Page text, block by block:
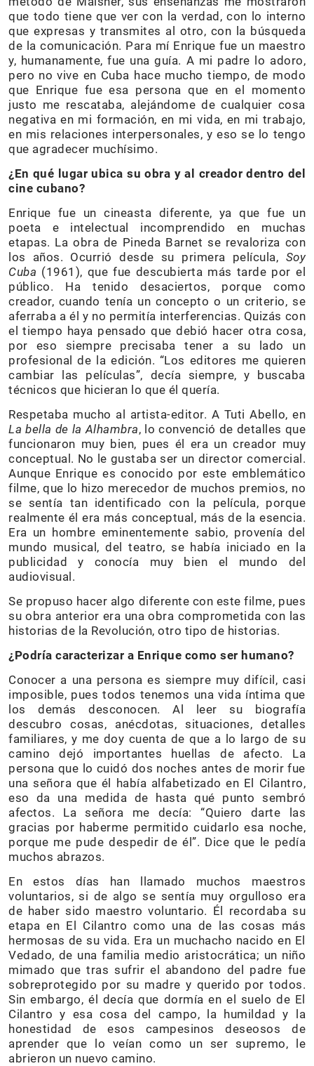
que todo tiene que ver con la verdad, con lo interno
que expresas y transmites al otro, con la búsqueda
de la comunicación. Para mí Enrique fue un maestro
y, humanamente, fue una guía. A mi padre lo adoro,
pero no vive en Cuba hace mucho tiempo, de modo
que Enrique fue esa persona que en el momento
justo me rescataba, alejándome de cualquier cosa
negativa en mi formación, en mi vida, en mi trabajo,
en mis relaciones interpersonales, y eso se lo tengo
que agradecer muchísimo.
¿En qué lugar ubica su obra y al creador dentro del
cine cubano?
Enrique fue un cineasta diferente, ya que fue un
poeta e intelectual incomprendido en muchas
etapas. La obra de Pineda Barnet se revaloriza con
los años. Ocurrió desde su primera película, Soy
Cuba (1961), que fue descubierta más tarde por el
público. Ha tenido desaciertos, porque como
creador, cuando tenía un concepto o un criterio, se
aferraba a él y no permitía interferencias. Quizás con
el tiempo haya pensado que debió hacer otra cosa,
por eso siempre precisaba tener a su lado un
profesional de la edición. “Los editores me quieren
cambiar las películas”, decía siempre, y buscaba
técnicos que hicieran lo que él quería.
Respetaba mucho al artista-editor. A Tuti Abello, en
La bella de la Alhambra, lo convenció de detalles que
funcionaron muy bien, pues él era un creador muy
conceptual. No le gustaba ser un director comercial.
Aunque Enrique es conocido por este emblemático
filme, que lo hizo merecedor de muchos premios, no
se sentía tan identificado con la película, porque
realmente él era más conceptual, más de la esencia.
Era un hombre eminentemente sabio, provenía del
mundo musical, del teatro, se había iniciado en la
publicidad y conocía muy bien el mundo del
audiovisual.
Se propuso hacer algo diferente con este filme, pues
su obra anterior era una obra comprometida con las
historias de la Revolución, otro tipo de historias.
¿Podría caracterizar a Enrique como ser humano?
Conocer a una persona es siempre muy difícil, casi
imposible, pues todos tenemos una vida íntima que
los demás desconocen. Al leer su biografía
descubro cosas, anécdotas, situaciones, detalles
familiares, y me doy cuenta de que a lo largo de su
camino dejó importantes huellas de afecto. La
persona que lo cuidó dos noches antes de morir fue
una señora que él había alfabetizado en El Cilantro,
eso da una medida de hasta qué punto sembró
afectos. La señora me decía: “Quiero darte las
gracias por haberme permitido cuidarlo esa noche,
porque me pude despedir de él”. Dice que le pedía
muchos abrazos.
En estos días han llamado muchos maestros
voluntarios, si de algo se sentía muy orgulloso era
de haber sido maestro voluntario. Él recordaba su
etapa en El Cilantro como una de las cosas más
hermosas de su vida. Era un muchacho nacido en El
Vedado, de una familia medio aristocrática; un niño
mimado que tras sufrir el abandono del padre fue
sobreprotegido por su madre y querido por todos.
Sin embargo, él decía que dormía en el suelo de El
Cilantro y esa cosa del campo, la humildad y la
honestidad de esos campesinos deseosos de
aprender que lo veían como un ser supremo, le
abrieron un nuevo camino.